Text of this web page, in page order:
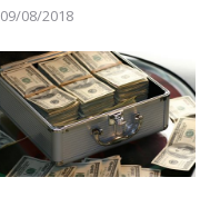
Posted
09/08/2018